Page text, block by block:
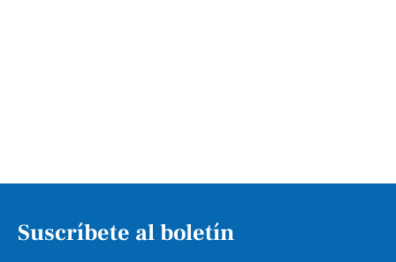
Suscríbete al boletín